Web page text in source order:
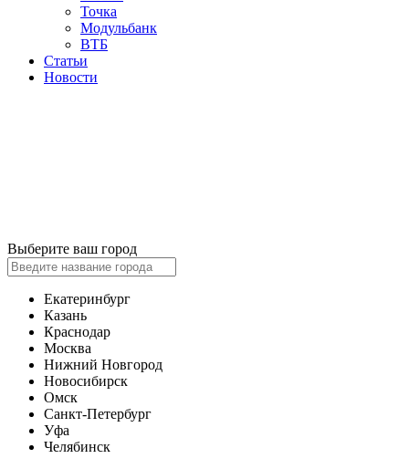
Точка
Модульбанк
ВТБ
Статьи
Новости
Выберите ваш город
Екатеринбург
Казань
Краснодар
Москва
Нижний Новгород
Новосибирск
Омск
Санкт-Петербург
Уфа
Челябинск